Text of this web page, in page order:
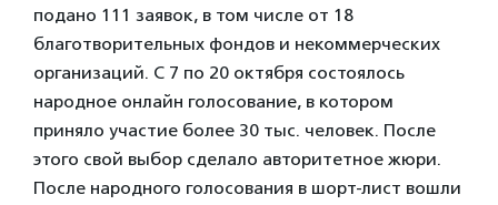
подано 111 заявок, в том числе от 18
благотворительных фондов и некоммерческих
организаций. С 7 по 20 октября состоялось
народное онлайн голосование, в котором
приняло участие более 30 тыс. человек. После
этого свой выбор сделало авторитетное жюри.
После народного голосования в шорт-лист вошли